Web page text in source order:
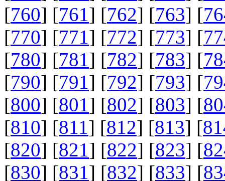
[760] [761] [762] [763] [
[770] [771] [772] [773] [
[780] [781] [782] [783] [
[790] [791] [792] [793] [
[800] [801] [802] [803] [
[810] [811] [812] [813] [
[820] [821] [822] [823] [
[830] [831] [832] [833] [